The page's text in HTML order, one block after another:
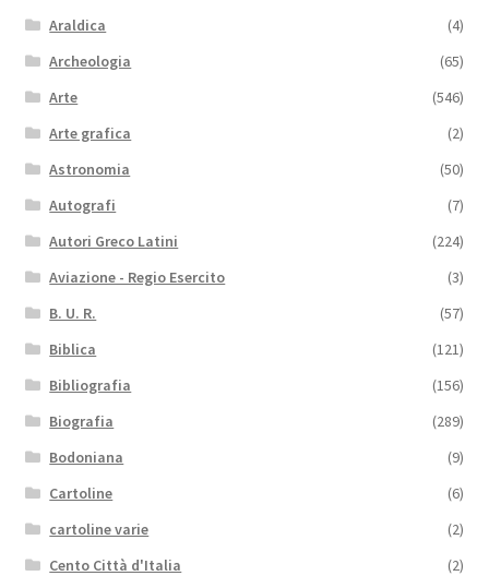
Araldica
(4)
Archeologia
(65)
Arte
(546)
Arte grafica
(2)
Astronomia
(50)
Autografi
(7)
Autori Greco Latini
(224)
Aviazione - Regio Esercito
(3)
B. U. R.
(57)
Biblica
(121)
Bibliografia
(156)
Biografia
(289)
Bodoniana
(9)
Cartoline
(6)
cartoline varie
(2)
Cento Città d'Italia
(2)